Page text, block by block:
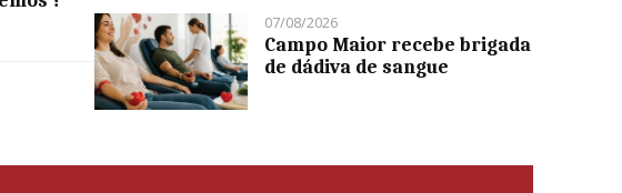
07/08/2026
Campo Maior recebe brigada
de dádiva de sangue